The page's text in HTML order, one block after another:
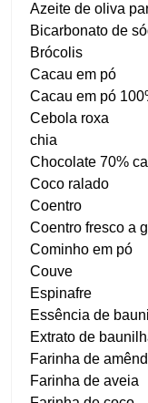
Azeite de oliva
Bicarbonato de
Brócolis
Cacau em pó
Cacau em pó
Cebola roxa
chia
Chocolate 70%
Coco ralado
Coentro
Coentro fresco a
Cominho em pó
Couve
Espinafre
Essência de
Extrato de
Farinha de
Farinha de aveia